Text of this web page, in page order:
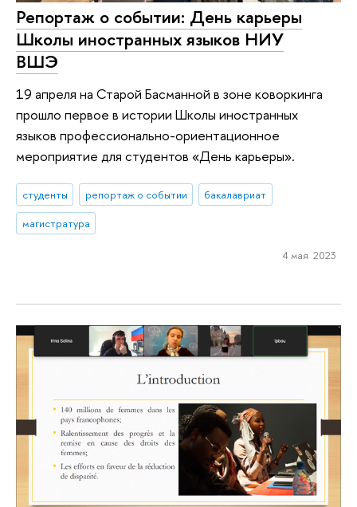
Репортаж о событии: День карьеры
Школы иностранных языков НИУ
ВШЭ
19 апреля на Старой Басманной в зоне коворкинга
прошло первое в истории Школы иностранных
языков профессионально-ориентационное
мероприятие для студентов «День карьеры».
студенты репортаж о событии
бакалавриат
магистратура
4 мая 2023